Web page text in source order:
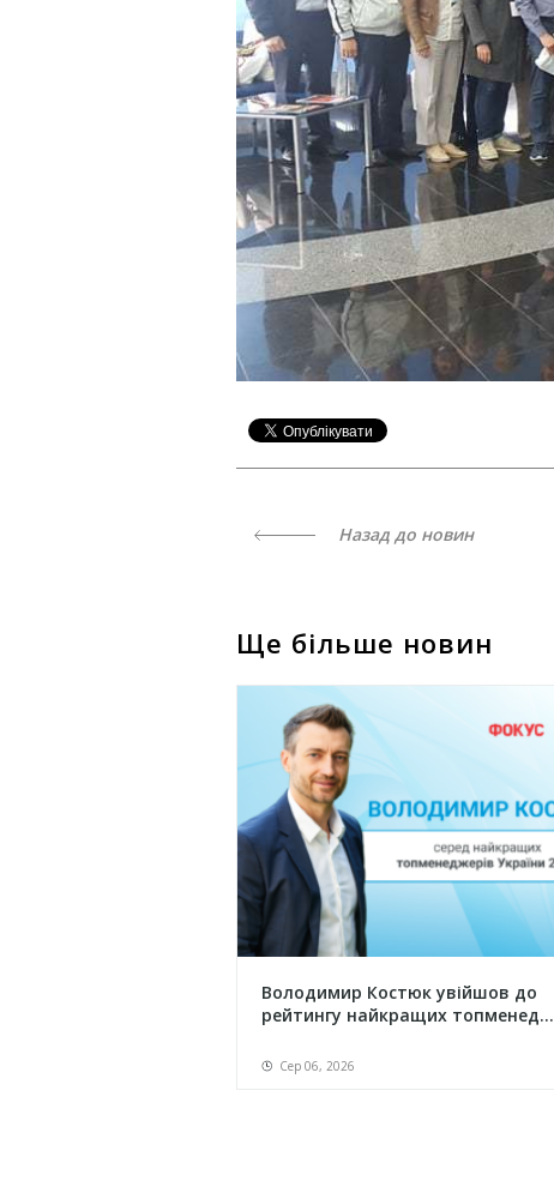
Назад до новин
Ще більше новин
Володимир Костюк увійшов до
рейтингу найкращих топменед...
Сер 06, 2026